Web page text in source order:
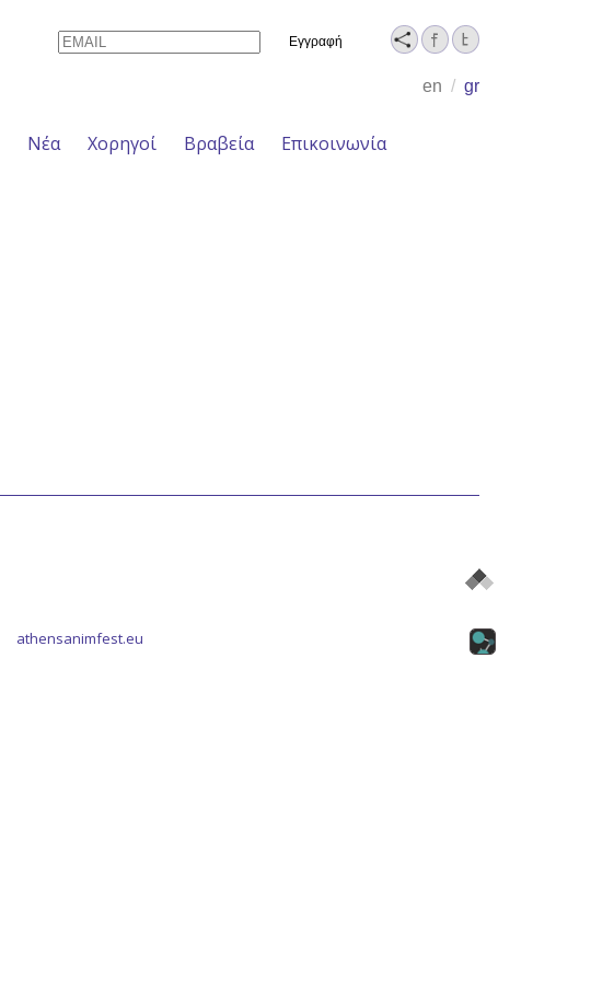
en / gr
Email Name
Νέα Χορηγοί Βραβεία Επικοινωνία
athensanimfest.eu